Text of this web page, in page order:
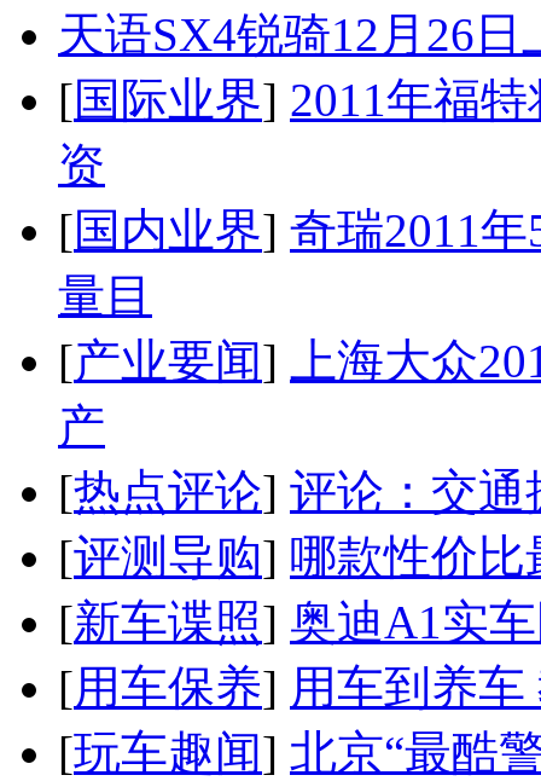
天语SX4锐骑12月26
[国际业界] 2011年福
资
[国内业界] 奇瑞2011
量目
[产业要闻]
上海大众
产
[热点评论] 评论：交通
[评测导购] 哪款性价比
[新车谍照] 奥迪A1实
[用车保养] 用车到养
[玩车趣闻] 北京“最酷